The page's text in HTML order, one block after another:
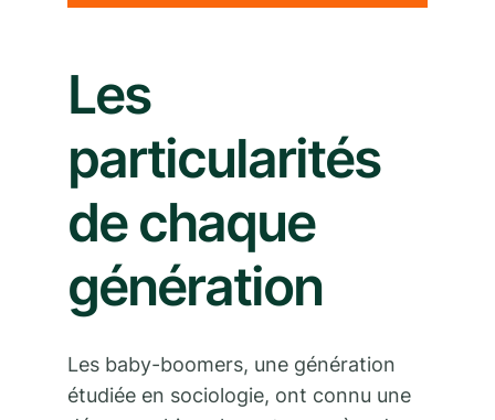
Les
particularités
de chaque
génération
Les baby-boomers, une génération
étudiée en sociologie, ont connu une